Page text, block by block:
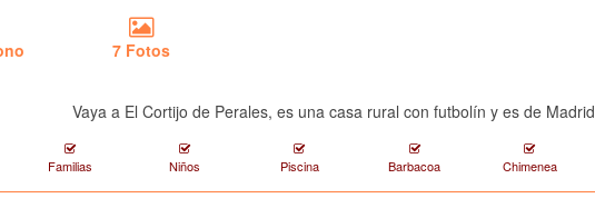
7 Fotos
Vaya a El Cortijo de Perales, es una casa rural con futbolín y es de Madrid
Familias Niños Piscina Barbacoa Chimenea